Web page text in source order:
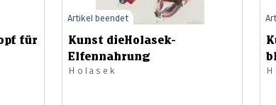
für
Kunst dieHolasek-
Elfennahrung
Holasek
Artikel beendet